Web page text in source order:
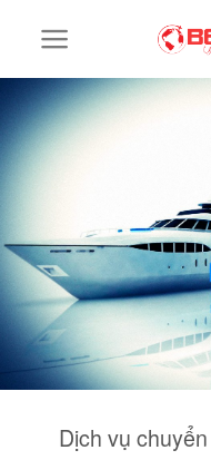
Dịch vụ